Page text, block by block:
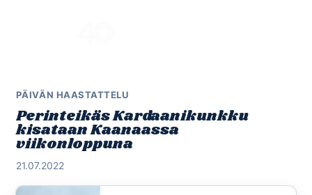
PÄIVÄN HAASTATTELU
Perinteikäs Kardaanikunkku
kisataan Kaanaassa
viikonloppuna
21.07.2022